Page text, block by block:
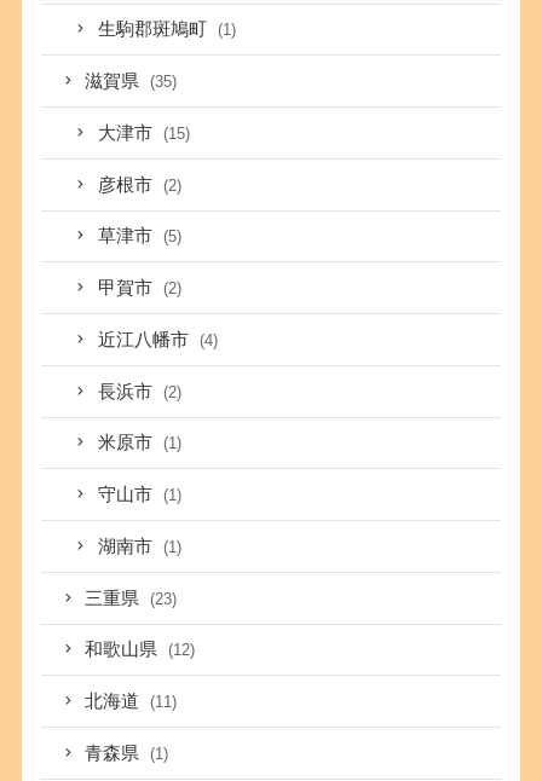
生駒郡斑鳩町 (1)
滋賀県 (35)
大津市 (15)
彦根市 (2)
草津市 (5)
甲賀市 (2)
近江八幡市 (4)
長浜市 (2)
米原市 (1)
守山市 (1)
湖南市 (1)
三重県 (23)
和歌山県 (12)
北海道 (11)
青森県 (1)